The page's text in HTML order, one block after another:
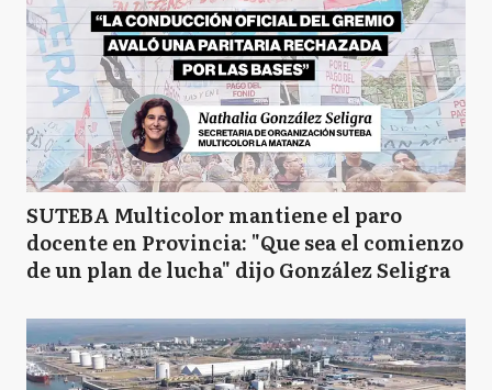
SUTEBA Multicolor mantiene el paro
docente en Provincia: "Que sea el comienzo
de un plan de lucha" dijo González Seligra